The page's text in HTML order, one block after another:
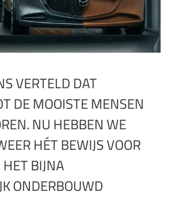
VERTELD DAT
DE MOOISTE MENSEN
NU HEBBEN WE
HÉT BEWIJS VOOR
BIJNA
ONDERBOUWD